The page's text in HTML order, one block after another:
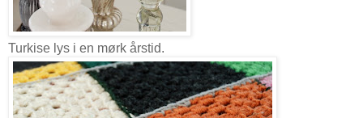
Turkise lys i en mørk årstid.